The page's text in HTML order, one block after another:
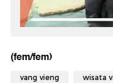
(fem/fem)
vang vieng wisata